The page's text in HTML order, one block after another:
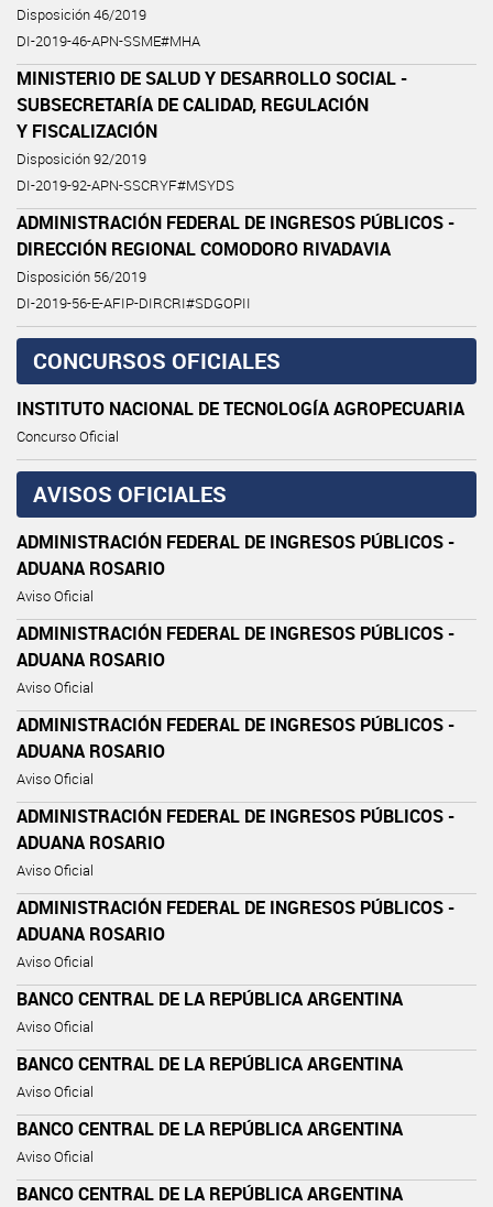
Disposición 46/2019
DI-2019-46-APN-SSME#MHA
MINISTERIO DE SALUD Y DESARROLLO SOCIAL -
SUBSECRETARÍA DE CALIDAD, REGULACIÓN
Y FISCALIZACIÓN
Disposición 92/2019
DI-2019-92-APN-SSCRYF#MSYDS
ADMINISTRACIÓN FEDERAL DE INGRESOS PÚBLICOS -
DIRECCIÓN REGIONAL COMODORO RIVADAVIA
Disposición 56/2019
DI-2019-56-E-AFIP-DIRCRI#SDGOPII
CONCURSOS OFICIALES
INSTITUTO NACIONAL DE TECNOLOGÍA AGROPECUARIA
Concurso Oficial
AVISOS OFICIALES
ADMINISTRACIÓN FEDERAL DE INGRESOS PÚBLICOS -
ADUANA ROSARIO
Aviso Oficial
ADMINISTRACIÓN FEDERAL DE INGRESOS PÚBLICOS -
ADUANA ROSARIO
Aviso Oficial
ADMINISTRACIÓN FEDERAL DE INGRESOS PÚBLICOS -
ADUANA ROSARIO
Aviso Oficial
ADMINISTRACIÓN FEDERAL DE INGRESOS PÚBLICOS -
ADUANA ROSARIO
Aviso Oficial
ADMINISTRACIÓN FEDERAL DE INGRESOS PÚBLICOS -
ADUANA ROSARIO
Aviso Oficial
BANCO CENTRAL DE LA REPÚBLICA ARGENTINA
Aviso Oficial
BANCO CENTRAL DE LA REPÚBLICA ARGENTINA
Aviso Oficial
BANCO CENTRAL DE LA REPÚBLICA ARGENTINA
Aviso Oficial
BANCO CENTRAL DE LA REPÚBLICA ARGENTINA